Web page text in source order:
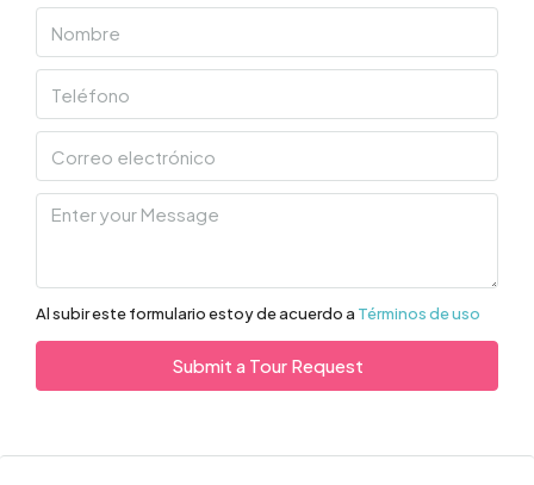
Al subir este formulario estoy de acuerdo a Términos de uso
Submit a Tour Request